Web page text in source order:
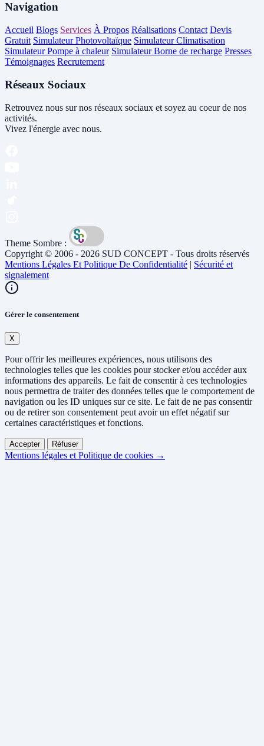
Navigation
Accueil Blogs Services À Propos Réalisations Contact Devis
Gratuit Simulateur Photovoltaïque Simulateur Climatisation
Simulateur Pompe à chaleur Simulateur Borne de recharge Presses
Témoignages Recrutement
Réseaux Sociaux
Retrouvez nous sur nos réseaux sociaux et soyez au coeur de nos
activités.
Vivez l'énergie avec nous.
Theme Sombre :
Copyright © 2006 - 2026 SUD CONCEPT - Tous droits réservés
Mentions Légales Et Politique De Confidentialité | Sécurité et
signalement
Gérer le consentement
X
Pour offrir les meilleures expériences, nous utilisons des
technologies telles que les cookies pour stocker et/ou accéder aux
informations des appareils. Le fait de consentir à ces technologies
nous permettra de traiter des données telles que le comportement de
navigation ou les ID uniques sur ce site. Le fait de ne pas consentir
ou de retirer son consentement peut avoir un effet négatif sur
certaines caractéristiques et fonctions.
Accepter Réfuser
Mentions légales et Politique de cookies →